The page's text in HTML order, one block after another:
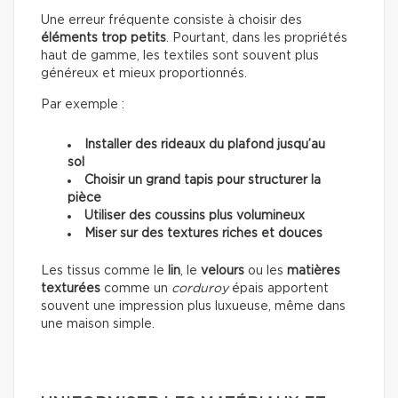
Une erreur fréquente consiste à choisir des
éléments trop petits. Pourtant, dans les propriétés
haut de gamme, les textiles sont souvent plus
généreux et mieux proportionnés.
Par exemple :
Installer des rideaux du plafond jusqu’au
sol
Choisir un grand tapis pour structurer la
pièce
Utiliser des coussins plus volumineux
Miser sur des textures riches et douces
Les tissus comme le lin, le velours ou les matières
texturées comme un corduroyépais apportent
souvent une impression plus luxueuse, même dans
une maison simple.